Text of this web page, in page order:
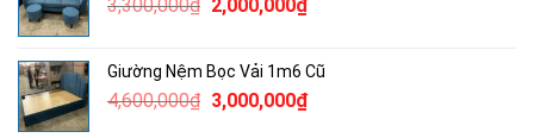
750,000₫.
3,300,000₫
3,300,000₫.
2,000,000₫
là:
2,000,000₫.
Giường Nệm Bọc Vải 1m6 Cũ
4,600,000₫ Giá
3,000,000₫Giá